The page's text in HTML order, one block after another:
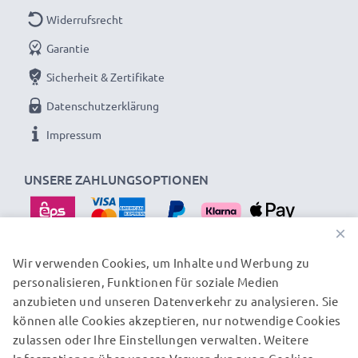
UNSERE ZAHLUNGSOPTIONEN
Widerrufsrecht
Garantie
Sicherheit & Zertifikate
Datenschutzerklärung
Impressum
UNSERE VERSANDPARTNER
© subtel.at 2026
×
Wir verwenden Cookies, um Inhalte und Werbung zu
personalisieren, Funktionen für soziale Medien
anzubieten und unseren Datenverkehr zu analysieren. Sie
können alle Cookies akzeptieren, nur notwendige Cookies
zulassen oder Ihre Einstellungen verwalten. Weitere